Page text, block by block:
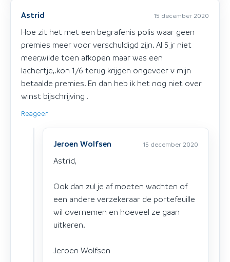
Astrid 15 december 2020
Hoe zit het met een begrafenis polis waar geen
premies meer voor verschuldigd zijn. Al 5 jr niet
meer,wilde toen afkopen maar was een
lachertje,.kon 1/6 terug krijgen ongeveer v mijn
betaalde premies. En dan heb ik het nog niet over
winst bijschrijving .
Reageer
Jeroen Wolfsen 15 december 2020
Astrid,
Ook dan zul je af moeten wachten of
een andere verzekeraar de portefeuille
wil overnemen en hoeveel ze gaan
uitkeren.
Jeroen Wolfsen